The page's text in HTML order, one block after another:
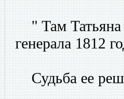
" Там Татьяна
генерала 1812
Судьба ее